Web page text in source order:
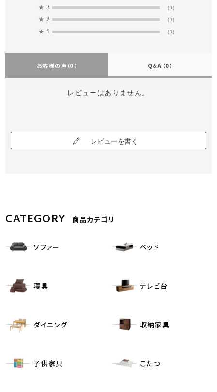
★ 3 (0)
★ 2 (0)
★ 1 (0)
お客様の声 （0） Q&A （0）
レビューはありません。
レビューを書く
CATEGORY 商品カテゴリ
ソファー ベッド
寝具 テレビ台
ダイニング 収納家具
子供家具 こたつ